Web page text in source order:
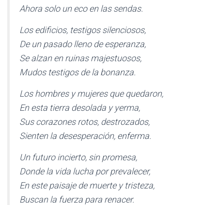
Ahora solo un eco en las sendas.
Los edificios, testigos silenciosos,
De un pasado lleno de esperanza,
Se alzan en ruinas majestuosos,
Mudos testigos de la bonanza.
Los hombres y mujeres que quedaron,
En esta tierra desolada y yerma,
Sus corazones rotos, destrozados,
Sienten la desesperación, enferma.
Un futuro incierto, sin promesa,
Donde la vida lucha por prevalecer,
En este paisaje de muerte y tristeza,
Buscan la fuerza para renacer.